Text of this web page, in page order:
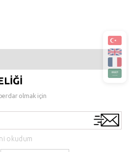
olmak için
okudum